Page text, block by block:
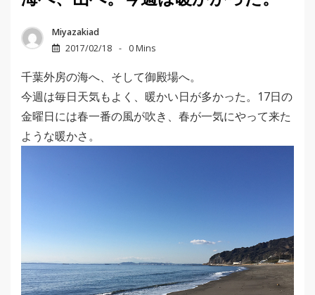
Miyazakiad
2017/02/18
0 Mins
千葉外房の海へ、そして御殿場へ。
今週は毎日天気もよく、暖かい日が多かった。17日の
金曜日には春一番の風が吹き、春が一気にやって来た
ような暖かさ。